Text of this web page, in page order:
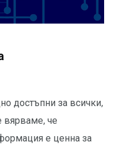
достъпни за всички,
вярваме, че
е ценна за